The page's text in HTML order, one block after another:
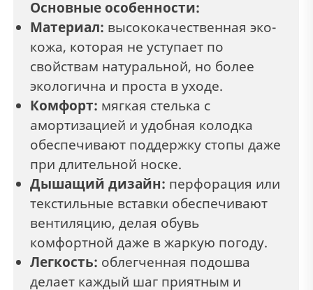
Основные особенности:
Материал: высококачественная эко-
кожа, которая не уступает по
свойствам натуральной, но более
экологична и проста в уходе.
Комфорт: мягкая стелька с
амортизацией и удобная колодка
обеспечивают поддержку стопы даже
при длительной носке.
Дышащий дизайн: перфорация или
текстильные вставки обеспечивают
вентиляцию, делая обувь
комфортной даже в жаркую погоду.
Легкость: облегченная подошва
делает каждый шаг приятным и